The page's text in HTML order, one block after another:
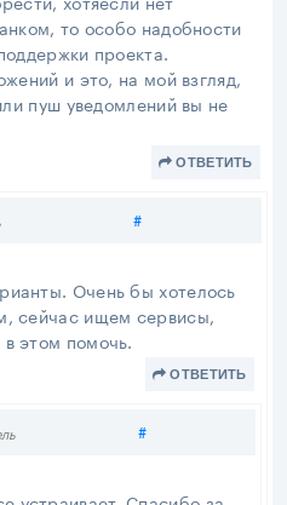
то особо надобности
проекта.
и это, на мой взгляд,
пуш уведомлений вы не
ОТВЕТИТЬ
#Поделиться
Очень бы хотелось
сейчас ищем сервисы,
этом помочь.
ОТВЕТИТЬ
#Поделиться